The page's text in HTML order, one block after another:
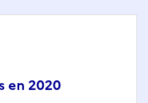
en 2020